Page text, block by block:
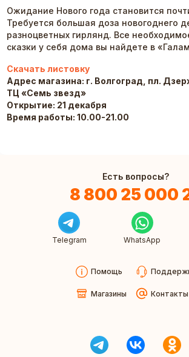
Ожидание Нового года становится
Требуется большая доза новогоднего
разноцветных гирлянд. Все
сказки у себя дома вы найдете в
Скачать листовку
Адрес магазина: г. Волгоград, пл.
ТЦ «Семь звезд»
Открытие: 21 декабря
Время работы: 10.00-21.00
Есть вопросы?
8 800 25 000
Telegram WhatsApp
Помощь
Магазины Контакты